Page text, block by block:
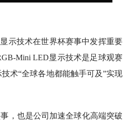
示技术在世界杯赛事中发挥重要
Mini LED显示技术是足球观赛
术“全球各地都能触手可及”实现
，也是公司加速全球化高端突破